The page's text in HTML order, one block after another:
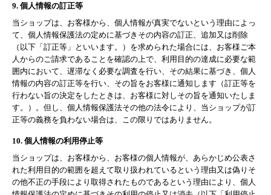
9. 個人情報の訂正等
当ショップは、お客様から、個人情報が真実でないという理由によっ
て、個人情報保護法の定めに基づきその内容の訂正、追加又は削除
（以下「訂正等」といいます。）を求められた場合には、お客様ご本
人からのご請求であることを確認の上で、利用目的の達成に必要な範
囲内において、遅滞なく必要な調査を行い、その結果に基づき、個人
情報の内容の訂正等を行い、その旨をお客様に通知します（訂正等を
行わない旨の決定をしたときは、お客様に対しその旨を通知いたしま
す。）。但し、個人情報保護法その他の法令により、当ショップが訂
正等の義務を負わない場合は、この限りではありません。
10. 個人情報の利用停止等
当ショップは、お客様から、お客様の個人情報が、あらかじめ公表さ
れた利用目的の範囲を超えて取り扱われているという理由又は偽りそ
の他不正の手段により取得されたものであるという理由により、個人